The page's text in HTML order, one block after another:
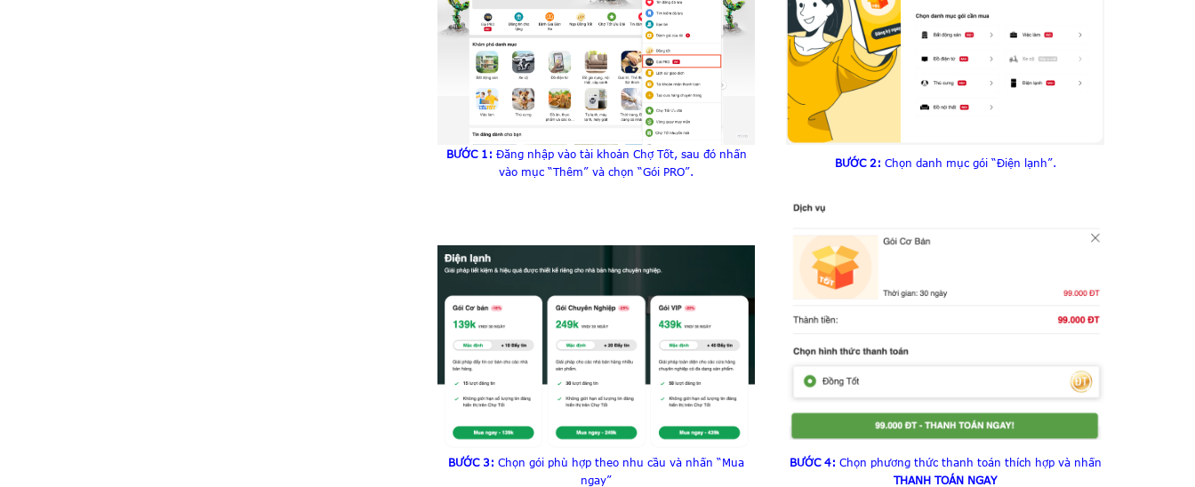
BƯỚC 1: Đăng nhập vào tài khoản Chợ Tốt, sau đó nhấn
vào mục “Thêm” và chọn “Gói PRO”.
BƯỚC 2: Chọn danh mục gói “Điện lạnh”.
BƯỚC 3: Chọn gói phù hợp theo nhu cầu và nhấn “Mua
ngay”
BƯỚC 4: Chọn phương thức thanh toán thích hợp và nhấn
THANH TOÁN NGAY